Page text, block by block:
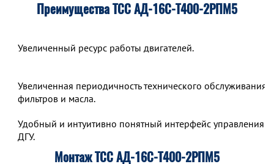
Преимущества ТСС АД-16С-Т400-2РПМ5
Увеличенный ресурс работы двигателей.
Увеличенная периодичность технического обслуживания,
фильтров и масла.
Удобный и интуитивно понятный интерфейс управления
ДГУ.
Монтаж ТСС АД-16С-Т400-2РПМ5